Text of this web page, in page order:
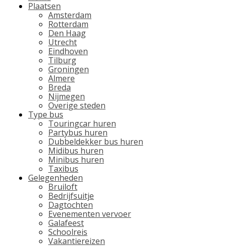
Plaatsen
Amsterdam
Rotterdam
Den Haag
Utrecht
Eindhoven
Tilburg
Groningen
Almere
Breda
Nijmegen
Overige steden
Type bus
Touringcar huren
Partybus huren
Dubbeldekker bus huren
Midibus huren
Minibus huren
Taxibus
Gelegenheden
Bruiloft
Bedrijfsuitje
Dagtochten
Evenementen vervoer
Galafeest
Schoolreis
Vakantiereizen